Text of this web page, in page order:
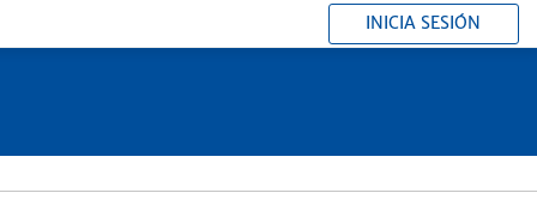
INICIA SESIÓN